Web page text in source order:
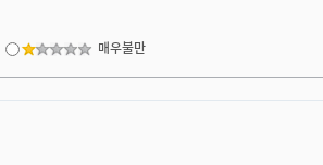
매우불만